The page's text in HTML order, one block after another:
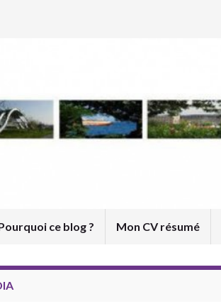
ce blog ? Mon CV résumé